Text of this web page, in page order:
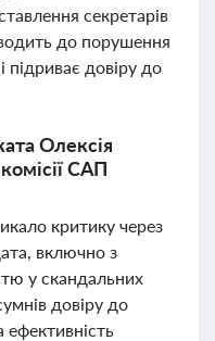
секретарів
до порушення
підриває довіру до
Олексія
САП
критику через
включно з
у скандальних
довіру до
ефективність